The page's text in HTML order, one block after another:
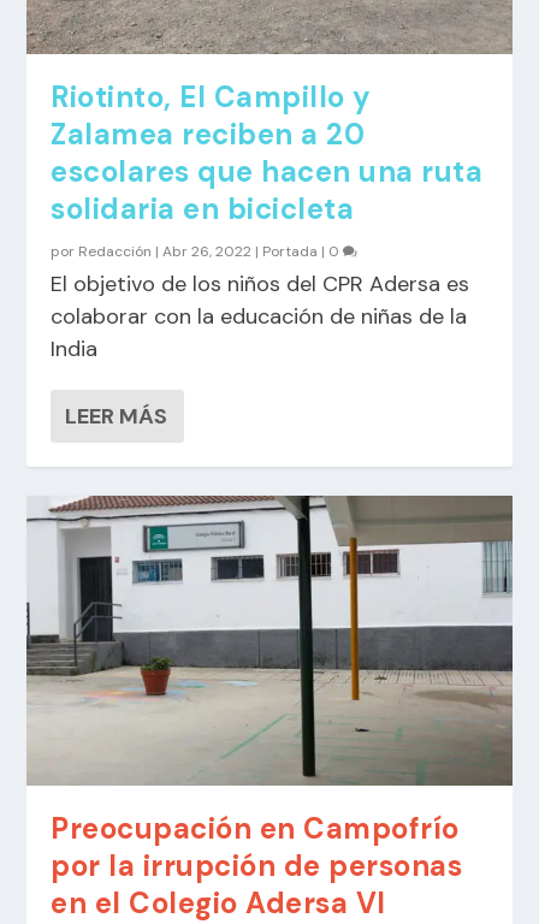
Riotinto, El Campillo y
Zalamea reciben a 20
escolares que hacen una ruta
solidaria en bicicleta
por Redacción |Abr 26, 2022 | Portada | 0
El objetivo de los niños del CPR Adersa es
colaborar con la educación de niñas de la
India
LEER MÁS
Preocupación en Campofrío
por la irrupción de personas
en el Colegio Adersa VI